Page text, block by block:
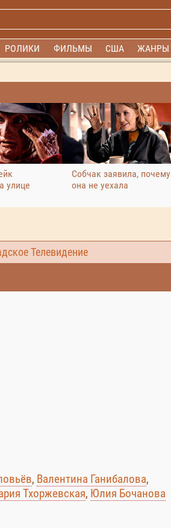
РОЛИКИ ФИЛЬМЫ США ЖАНРЫ
улице
Собчак заявила, почему
она не уехала
Телевидение
, Валентина Ганибалова,
Тхоржевская, Юлия Бочанова